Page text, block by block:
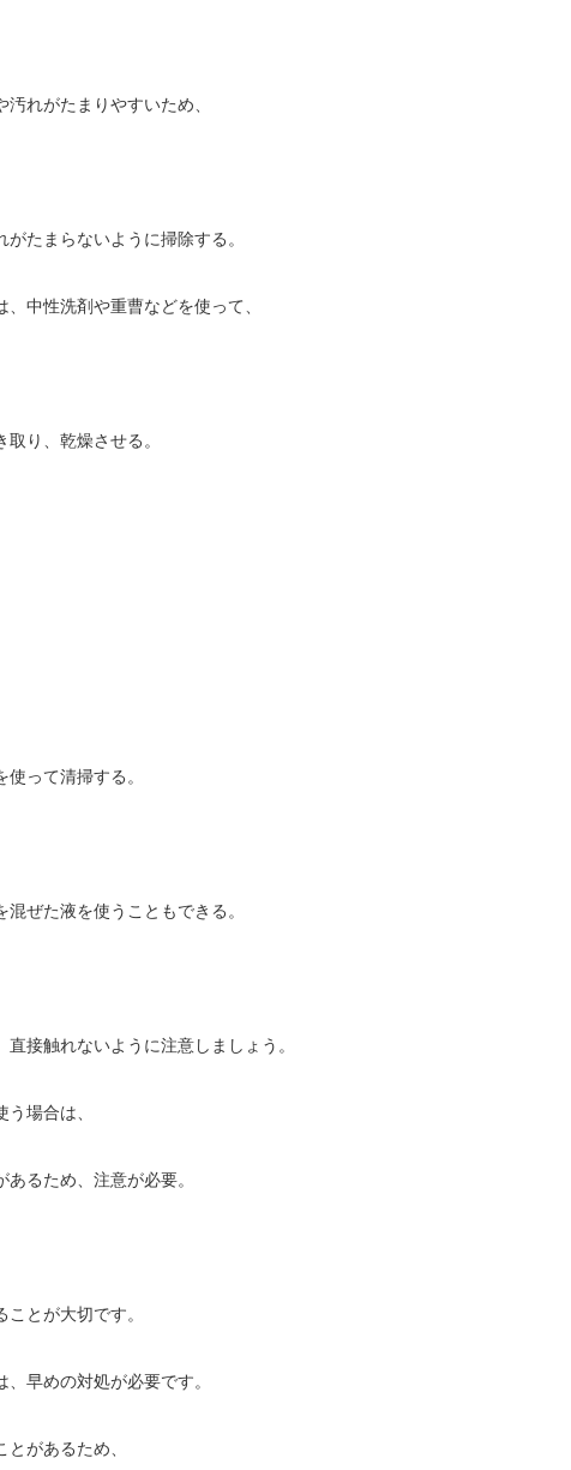
れがたまりやすいため、
たまらないように掃除する。
中性洗剤や重曹などを使って、
り、乾燥させる。
って清掃する。
ぜた液を使うこともできる。
接触れないように注意しましょう。
場合は、
るため、注意が必要。
とが大切です。
早めの対処が必要です。
があるため、